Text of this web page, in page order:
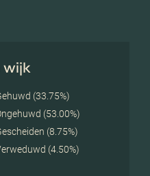
wijk
(33.75%)
(53.00%)
(8.75%)
(4.50%)